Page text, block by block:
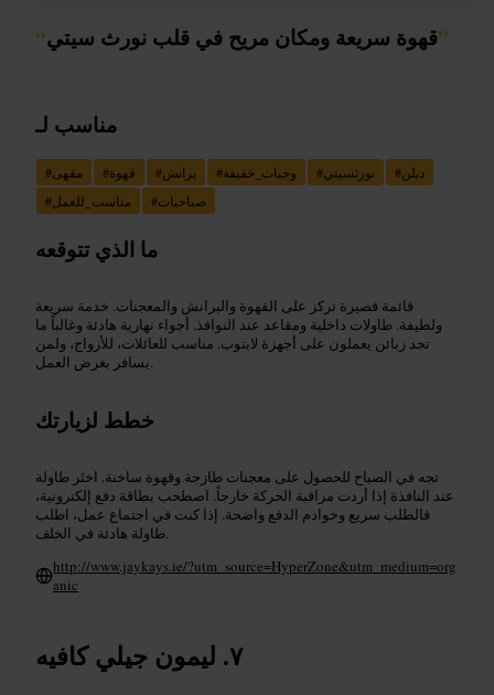
“قهوة سريعة ومكان مريح في قلب نورث سيتي”
مناسب لـ
#مقهى #قهوة #برانش #وجبات_خفيفة #نورثسيتي #دبلن
#مناسب_للعمل #صباحيات
ما الذي تتوقعه
قائمة قصيرة تركز على القهوة والبرانش والمعجنات. خدمة سريعة
ولطيفة. طاولات داخلية ومقاعد عند النوافذ. أجواء نهارية هادئة وغالباً ما
تجد زبائن يعملون على أجهزة لابتوب. مناسب للعائلات، للأزواج، ولمن
يسافر بغرض العمل.
خطط لزيارتك
تجه في الصباح للحصول على معجنات طازجة وقهوة ساخنة. اختَر طاولة
عند النافذة إذا أردت مراقبة الحركة خارجاً. اصطحب بطاقة دفع إلكترونية،
فالطلب سريع وخوادم الدفع واضحة. إذا كنت في اجتماع عمل، اطلب
طاولة هادئة في الخلف.
http://www.jaykays.ie/?utm_source=HyperZone&utm_medium=org
anic
ليمون جيلي كافيه